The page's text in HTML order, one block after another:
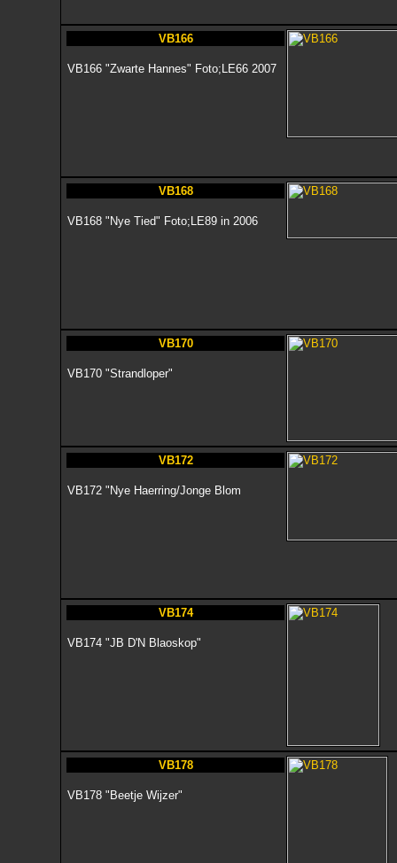
VB166
VB166 "Zwarte Hannes" Foto;LE66 2007
VB168
VB168 "Nye Tied" Foto;LE89 in 2006
VB170
VB170 "Strandloper"
VB172
VB172 "Nye Haerring/Jonge Blom
VB174
VB174 "JB D'N Blaoskop"
VB178
VB178 "Beetje Wijzer"